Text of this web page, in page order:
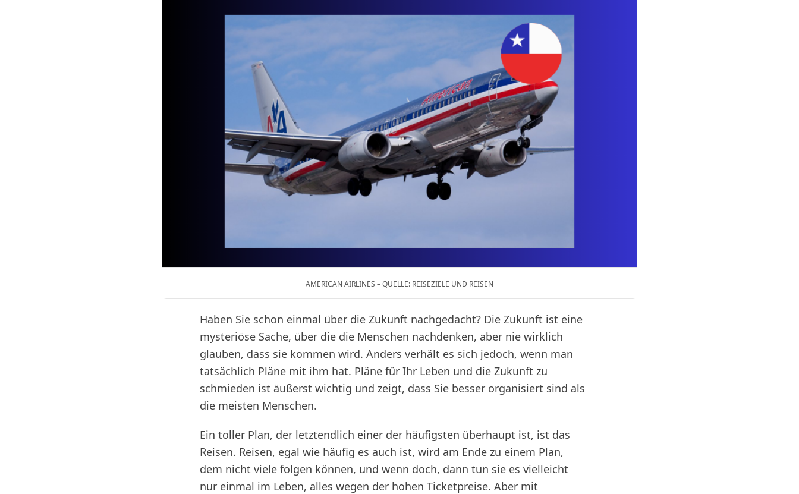
AMERICAN AIRLINES – QUELLE: REISEZIELE UND REISEN
Haben Sie schon einmal über die Zukunft nachgedacht? Die Zukunft ist eine
mysteriöse Sache, über die die Menschen nachdenken, aber nie wirklich
glauben, dass sie kommen wird. Anders verhält es sich jedoch, wenn man
tatsächlich Pläne mit ihm hat. Pläne für Ihr Leben und die Zukunft zu
schmieden ist äußerst wichtig und zeigt, dass Sie besser organisiert sind als
die meisten Menschen.
Ein toller Plan, der letztendlich einer der häufigsten überhaupt ist, ist das
Reisen. Reisen, egal wie häufig es auch ist, wird am Ende zu einem Plan,
dem nicht viele folgen können, und wenn doch, dann tun sie es vielleicht
nur einmal im Leben, alles wegen der hohen Ticketpreise. Aber mit